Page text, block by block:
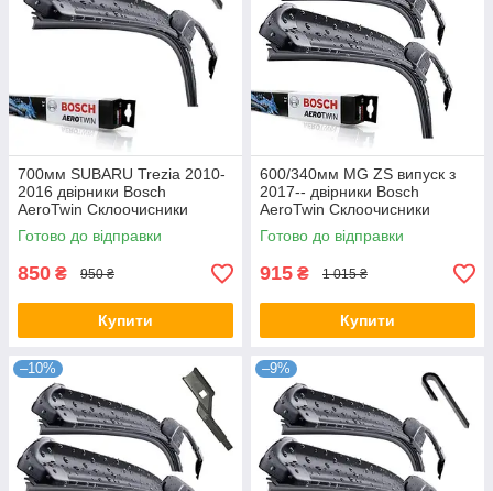
700мм SUBARU Trezia 2010-
2016 двірники Bosch
AeroTwin Склоочисники
Готово до відправки
850 ₴ 950 ₴
Купити
600/340мм MG ZS випуск з
2017-- двірники Bosch
AeroTwin Склоочисники
Готово до відправки
915 ₴ 1 015 ₴
Купити
–10% –9%